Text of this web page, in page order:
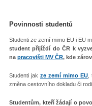
Povinnosti studentů
Studenti ze zemí mimo EU i EU
student přijíždí do ČR k
na pracovišti MV ČR, kde
Studenti jak ze zemí mimo EU
změna cestovního dokladu či
Studentům, kteří žádají o